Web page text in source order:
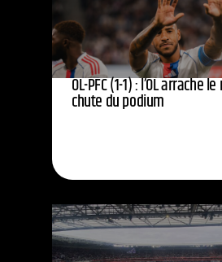
OL-PFC (1-1) : l’OL arrache
chute du podium